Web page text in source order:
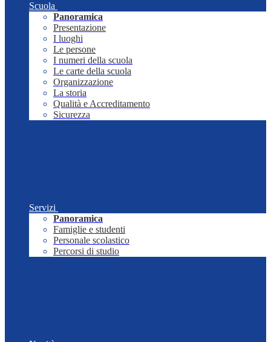
Scuola
Panoramica
Presentazione
I luoghi
Le persone
I numeri della scuola
Le carte della scuola
Organizzazione
La storia
Qualità e Accreditamento
Sicurezza
Servizi
Panoramica
Famiglie e studenti
Personale scolastico
Percorsi di studio